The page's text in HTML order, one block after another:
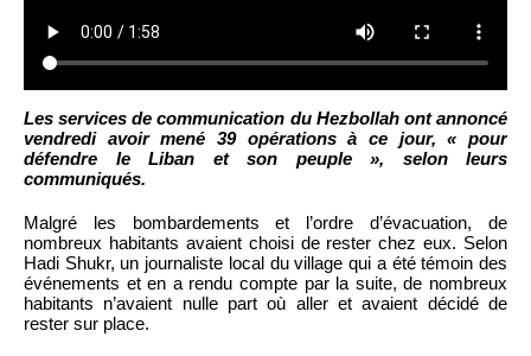
Les services de communication du Hezbollah ont annoncé
vendredi avoir mené 39 opérations à ce jour, « pour
défendre le Liban et son peuple », selon leurs
communiqués.
Malgré les bombardements et l’ordre d’évacuation, de
nombreux habitants avaient choisi de rester chez eux. Selon
Hadi Shukr, un journaliste local du village qui a été témoin des
événements et en a rendu compte par la suite, de nombreux
habitants n’avaient nulle part où aller et avaient décidé de
rester sur place.